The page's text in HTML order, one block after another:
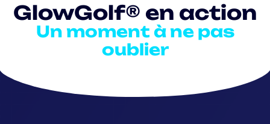
GlowGolf® en action
Un moment à ne pas
oublier